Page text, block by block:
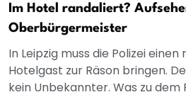
Im Hotel randaliert?
Oberbürgermeister
In Leipzig muss die Polizei
Hotelgast zur Räson bringen.
kein Unbekannter. Was zu dem